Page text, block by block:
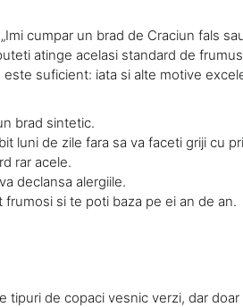
cumpar un brad de Craciun fals
atinge acelasi standard de
este suficient: iata si alte motive
brad sintetic.
luni de zile fara sa va faceti griji cu
rar acele.
declansa alergiile.
frumosi si te poti baza pe ei an de an.
tipuri de copaci vesnic verzi, dar